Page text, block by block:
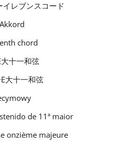
イレブンスコード
chord
大十一和弦
大十一和弦
de 11ª maior
onzième majeure